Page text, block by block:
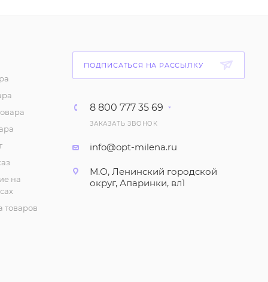
Комплект: Футболка и
шорты для мальчика
252 ₽
мальчика (3-7 лет)
42₽/шт
на
товаров
ПОДПИСАТЬСЯ НА РАССЫЛКУ
8 800 777 35 69
ЗАКАЗАТЬ ЗВОНОК
info@opt-milena.ru
М.О, Ленинский городской
округ, Апаринки, вл1